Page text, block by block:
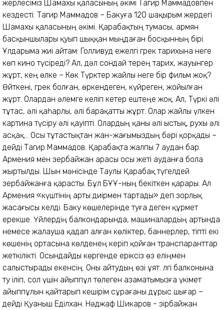
жерлесіміз Шамахы қаласының әкімі Тагир Маммадовпен
кездесті. Тагир Маммадов – Бакуға 120 шақырым жердегі
Шамахы қаласының әкімі. Қарабақтың тумасы, армян
басқыншылары қуып шыққан мыңдаған босқынның бірі.
Ұлдарыма жиі айтам: Голливуд ежелгі грек тарихына неге
көп кино түсіреді? Ал, дәл сондай терең тарих, жауынгер
жұрт, кең өлке – Көк Түрктер жайлы неге бір фильм жоқ?
Өйткені, грек болған, өркендеген, күйреген, жойылған
жұрт. Олардан әлемге келіп кетер ештеңе жоқ. Ал, Түркі әлі
тұтас, әлі қаһарлы, әлі барақатты жұрт. Олар жайлы үлкен
картина түсіру әлі қауіпті. Олардың қаны әлі ыстық, рухы әлі
асқақ... Осы тұтастықтан жан-жағымыздың бәрі қорқады –
дейді Тагир Маммадов. Қарабақта жалпы 7 аудан бар.
Армения мен Әзербайжан арасы осы жеті ауданға бола
жыртылды. Шын мәнісінде Таулы Қарабақ түгелдей
Әзербайжанға қарасты. Бұл БҰҰ-ның бекіткен қарары. Ал
Армения «күштінің арты диірмен тартады» деп зорлық
жасағысы келді. Баку көшелерінде туға деген құрмет
ерекше. Үйлердің балкондарында, машиналардың артында
немесе жалауша қадап алған көліктер, баннерлер, тіпті екі
көшенің ортасына көлденең керіп қойған транспаранттар
жеткілікті. Осындайды көргенде еріксіз өз еліңмен
салыстырады екенсің. Оны айтудың өзі ұят. Әлгі балконына
ту іліп, сол үшін айыппұл төлеген азаматымызға үкімет
айыппұлын қайтарып кешірім сұрағаны дұрыс шығар –
дейді Қуаныш Еділхан. Нәджаф Шикаров - Әзірбайжан